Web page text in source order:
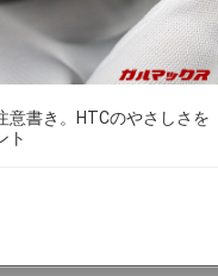
意書き。HTCのやさしさを
ト